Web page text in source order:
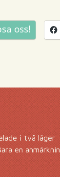
oss!
i två läger
en